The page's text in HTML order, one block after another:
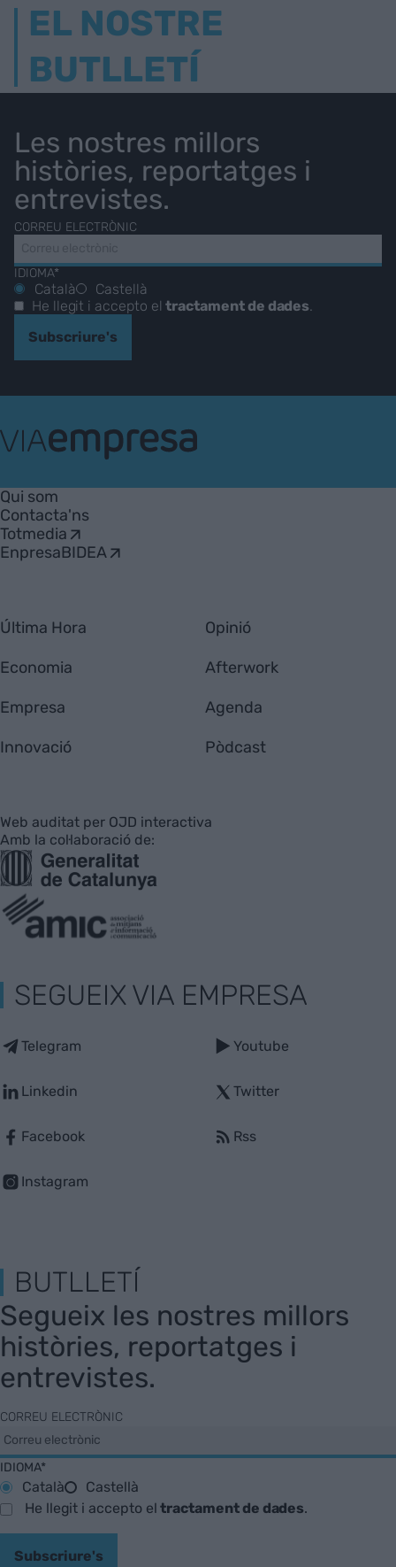
EL NOSTRE
BUTLLETÍ
Les nostres millors
històries, reportatges i
entrevistes.
CORREU ELECTRÒNIC
IDIOMA*
Català
Castellà
He llegit i accepto eltractament de dades.
Subscriure's
Empresa
Qui som
Contacta'ns
Totmedia
EnpresaBIDEA
Última Hora
Economia
Empresa
Innovació
Opinió
Afterwork
Agenda
Pòdcast
Web auditat per OJD interactiva
Amb la col·laboració de:
SEGUEIX VIA EMPRESA
Telegram
Linkedin
Facebook
Instagram
Youtube
Twitter
Rss
BUTLLETÍ
Segueix les nostres millors
històries, reportatges i
entrevistes.
CORREU ELECTRÒNIC
IDIOMA*
Català
Castellà
He llegit i accepto eltractament de dades.
Subscriure's